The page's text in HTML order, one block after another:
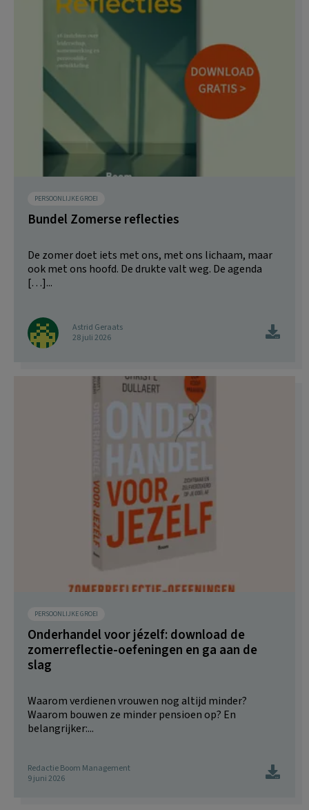
PERSOONLIJKE GROEI
Bundel Zomerse reflecties
De zomer doet iets met ons, met ons lichaam, maar
ook met ons hoofd. De drukte valt weg. De agenda
[…]...
Astrid Geraats
28 juli 2026
PERSOONLIJKE GROEI
Onderhandel voor jézelf: download de
zomerreflectie-oefeningen en ga aan de
slag
Waarom verdienen vrouwen nog altijd minder?
Waarom bouwen ze minder pensioen op? En
belangrijker:...
Redactie Boom Management
9 juni 2026